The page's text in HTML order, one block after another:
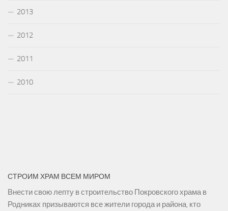
2013
2012
2011
2010
СТРОИМ ХРАМ ВСЕМ МИРОМ
Внести свою лепту в строительство Покровского храма в
Родниках призываются все жители города и района, кто